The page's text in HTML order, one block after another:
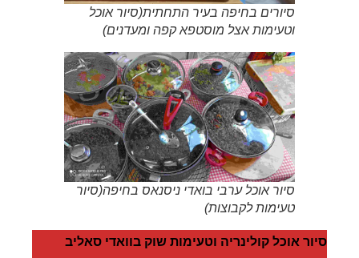
סיורים בחיפה בעיר התחתית(סיור אוכל
וטעימות אצל מוסטפא קפה ומעדנים)
סיור אוכל ערבי בואדי ניסנאס בחיפה(סיור
טעימות לקבוצות)
סיור אוכל קולינריה וטעימות שוק בוואדי סאליב